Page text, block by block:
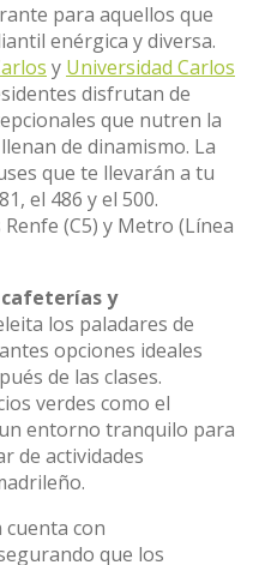
para aquellos que
enérgica y diversa.
y Universidad Carlos
disfrutan de
que nutren la
de dinamismo. La
que te llevarán a tu
el 486 y el 500.
(C5) y Metro (Línea
cafeterías y
los paladares de
opciones ideales
de las clases.
verdes como el
entorno tranquilo para
de actividades
con
que los